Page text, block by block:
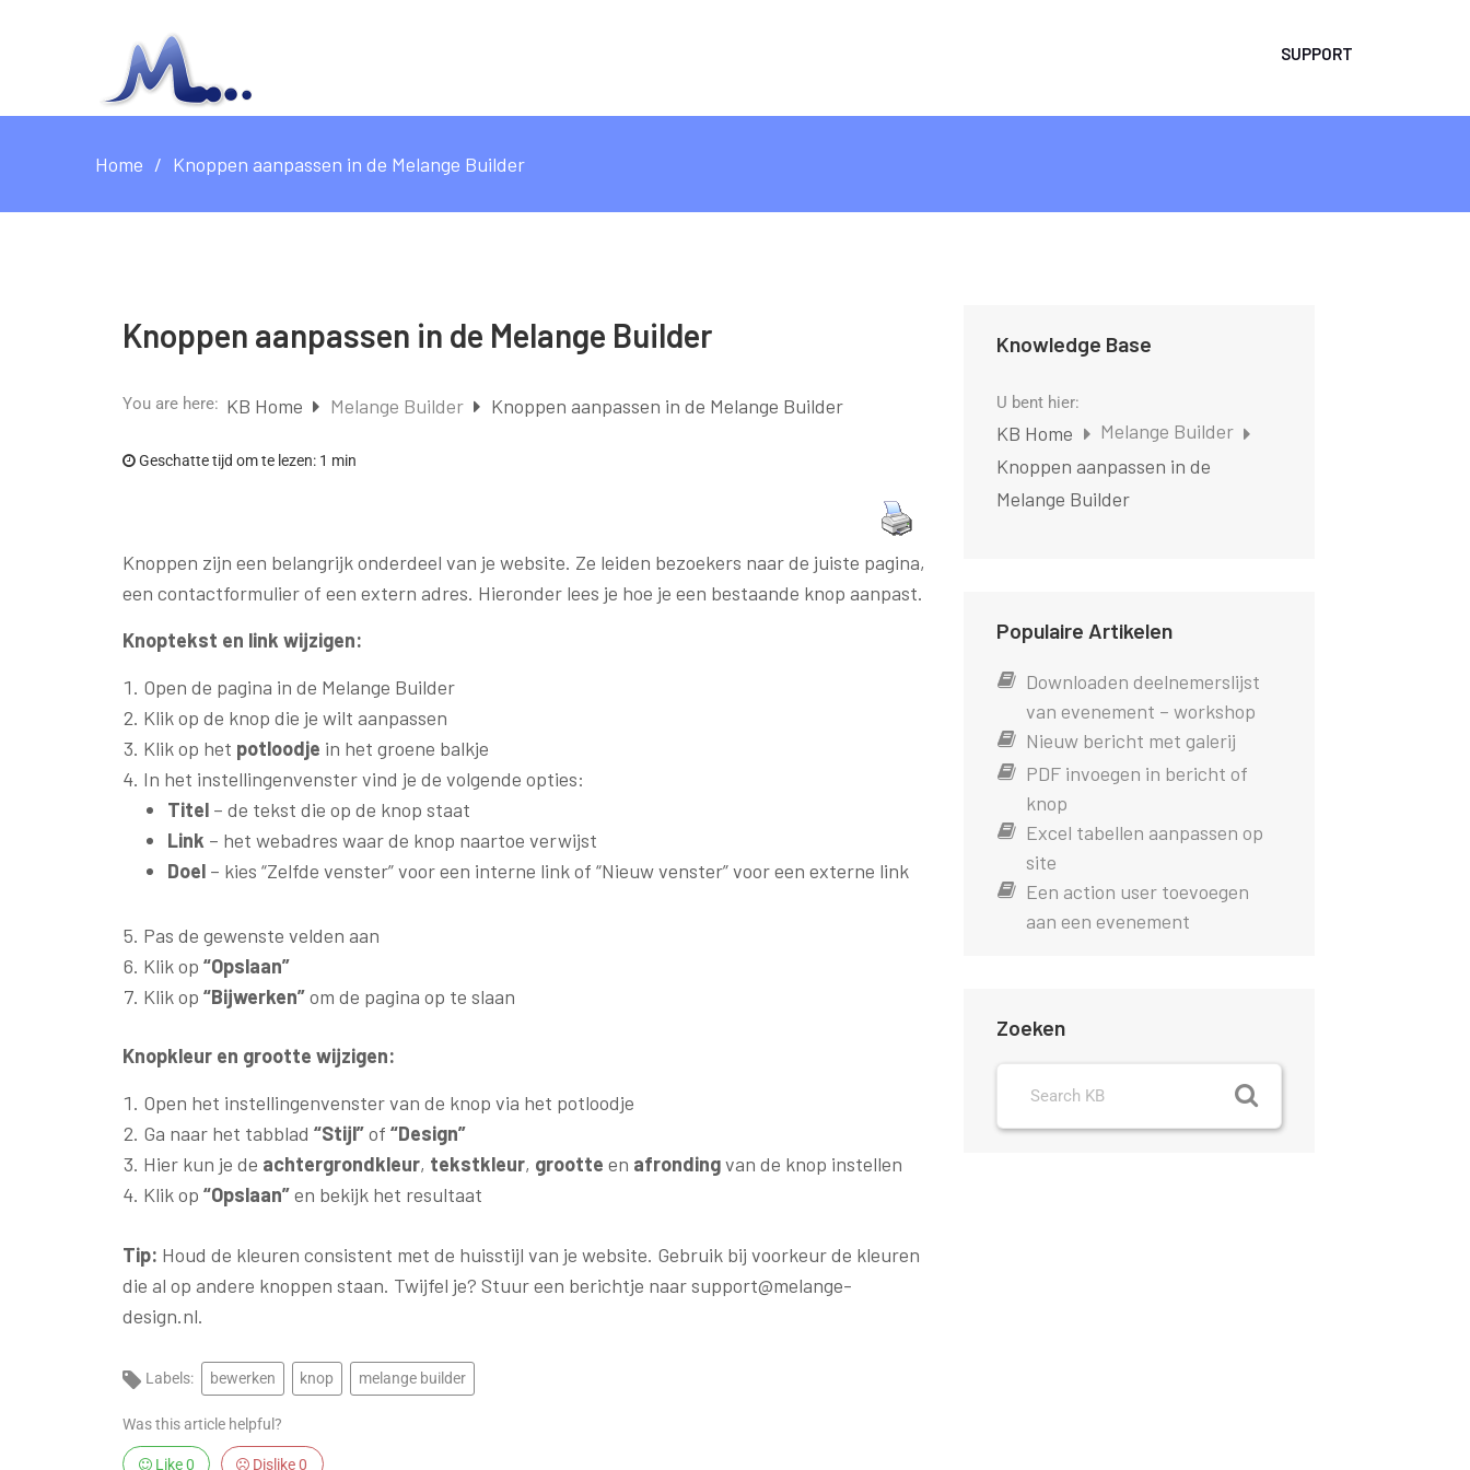
SUPPORT
Home Knoppen aanpassen in de Melange Builder
Knoppen aanpassen in de Melange Builder
You are here: KB Home Melange Builder Knoppen aanpassen in de Melange Builder
Geschatte tijd om te lezen: 1 min
Knoppen zijn een belangrijk onderdeel van je website. Ze leiden bezoekers naar de juiste pagina,
een contactformulier of een extern adres. Hieronder lees je hoe je een bestaande knop aanpast.
Knoptekst en link wijzigen:
Open de pagina in de Melange Builder
Klik op de knop die je wilt aanpassen
Klik op het potloodje in het groene balkje
In het instellingenvenster vind je de volgende opties:
Titel – de tekst die op de knop staat
Link – het webadres waar de knop naartoe verwijst
Doel – kies “Zelfde venster” voor een interne link of “Nieuw venster” voor een externe link
Pas de gewenste velden aan
Klik op “Opslaan”
Klik op “Bijwerken”om de pagina op te slaan
Knopkleur en grootte wijzigen:
Open het instellingenvenster van de knop via het potloodje
Ga naar het tabblad “Stijl”of “Design”
Hier kun je de achtergrondkleur, tekstkleur, grootte en afrondingvan de knop instellen
Klik op “Opslaan”en bekijk het resultaat
Tip: Houd de kleuren consistent met de huisstijl van je website. Gebruik bij voorkeur de kleuren
die al op andere knoppen staan. Twijfel je? Stuur een berichtje naar support@melange-
design.nl.
Labels: bewerken knop melange builder
Was this article helpful?
Like0 Dislike0
Knowledge Base
U bent hier:
KB Home
Melange Builder
Knoppen aanpassen in de
Melange Builder
Populaire Artikelen
Downloaden deelnemerslijst
van evenement – workshop
Nieuw bericht met galerij
PDF invoegen in bericht of
knop
Excel tabellen aanpassen op
site
Een action user toevoegen
aan een evenement
Zoeken